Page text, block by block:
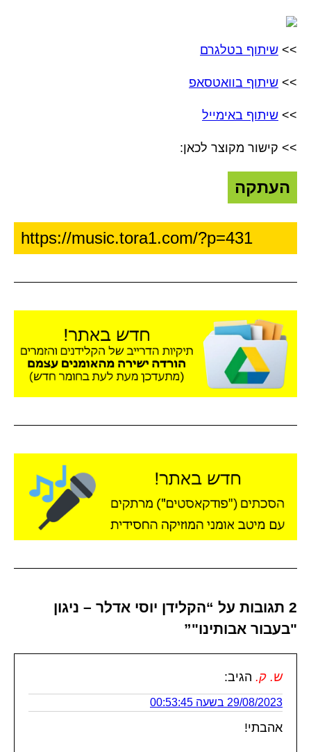
>> שיתוף בטלגרם
>> שיתוף בוואטסאפ
>> שיתוף באימייל
>> קישור מקוצר לכאן:
העתקה
2 תגובות על “הקלידן יוסי אדלר – ניגון
"בעבור אבותינו"”
ש. ק. הגיב:
29/08/2023 בשעה 00:53:45
אהבתי!